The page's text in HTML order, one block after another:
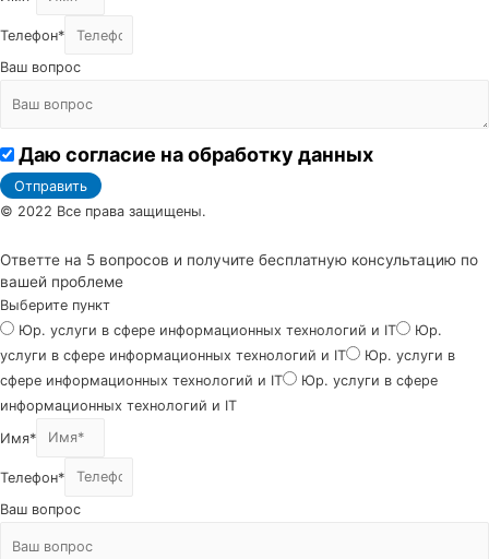
Телефон*
Ваш вопрос
Даю согласие на обработку данных
Отправить
© 2022 Все права защищены.
Ответте на 5 вопросов и получите бесплатную консультацию по
вашей проблеме
Выберите пункт
Юр. услуги в сфере информационных технологий и IT
Юр.
услуги в сфере информационных технологий и IT
Юр. услуги в
сфере информационных технологий и IT
Юр. услуги в сфере
информационных технологий и IT
Имя*
Телефон*
Ваш вопрос